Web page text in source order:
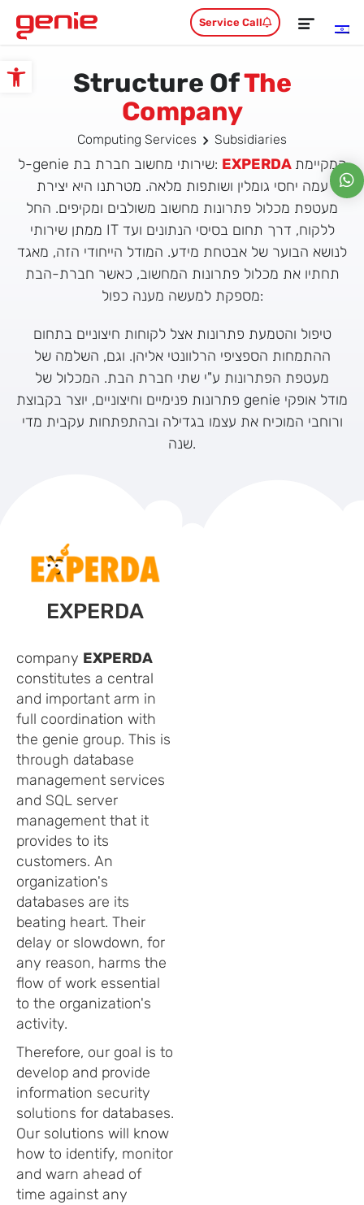
Open toolbar
Service Call
Structure OfThe
Company
Computing Services Subsidiaries
ל-genie שירותי מחשוב חברת בת: EXPERDA המקיימת
עמה יחסי גומלין ושותפות מלאה. מטרתנו היא יצירת
מעטפת מכלול פתרונות מחשוב משולבים ומקיפים. החל
ממתן שירותי IT ללקוח, דרך תחום בסיסי הנתונים ועד
לנושא הבוער של אבטחת מידע. המודל הייחודי הזה, מאגד
תחתיו את מכלול פתרונות המחשוב, כאשר חברת-הבת
מספקת למעשה מענה כפול:
טיפול והטמעת פתרונות אצל לקוחות חיצוניים בתחום
ההתמחות הספציפי הרלוונטי אליהן. וגם, השלמה של
מעטפת הפתרונות ע"י שתי חברת הבת. המכלול של
פתרונות פנימיים וחיצוניים, יוצר בקבוצת genie מודל אופקי
ורוחבי המוכיח את עצמו בגדילה ובהתפתחות עקבית מדי
שנה.
EXPERDA
company EXPERDA
constitutes a central
and important arm in
full coordination with
the genie group. This is
through database
management services
and SQL server
management that it
provides to its
customers. An
organization's
databases are its
beating heart. Their
delay or slowdown, for
any reason, harms the
flow of work essential
to the organization's
activity.
Therefore, our goal is to
develop and provide
information security
solutions for databases.
Our solutions will know
how to identify, monitor
and warn ahead of
time against any